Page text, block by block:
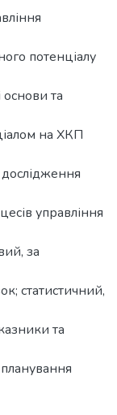
потенціалу
та
на ХКП
управління
за
статистичний,
та